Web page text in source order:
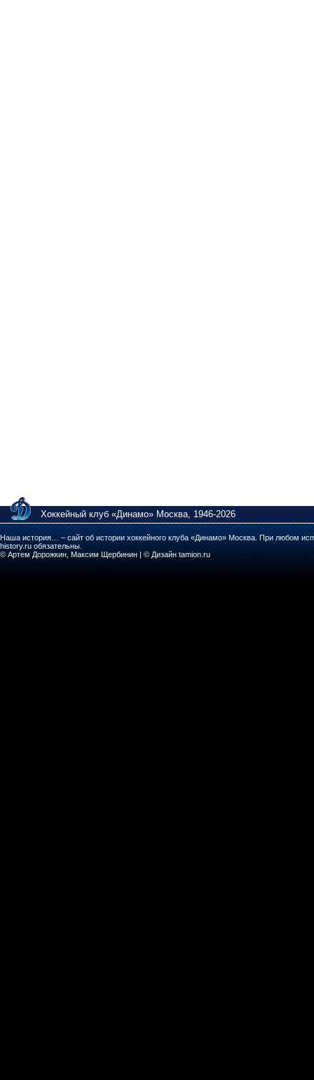
Хоккейный клуб «Динамо» Москва, 1946-2026
Наша история… – сайт об истории хоккейного клуба «Динамо» Москва. При любом
history.ru обязательны.
© Артем Дорожкин, Максим Щербинин | © Дизайн tamion.ru